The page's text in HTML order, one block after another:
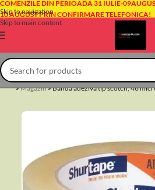
Skip to navigation
Skip to main content
COMENZILE DIN PERIOADA 31 IULIE-
10 AUGUST PRIN CONFIRMARE TELEFONICA!
»Magazin»Banda adeziva tip scotch, 46